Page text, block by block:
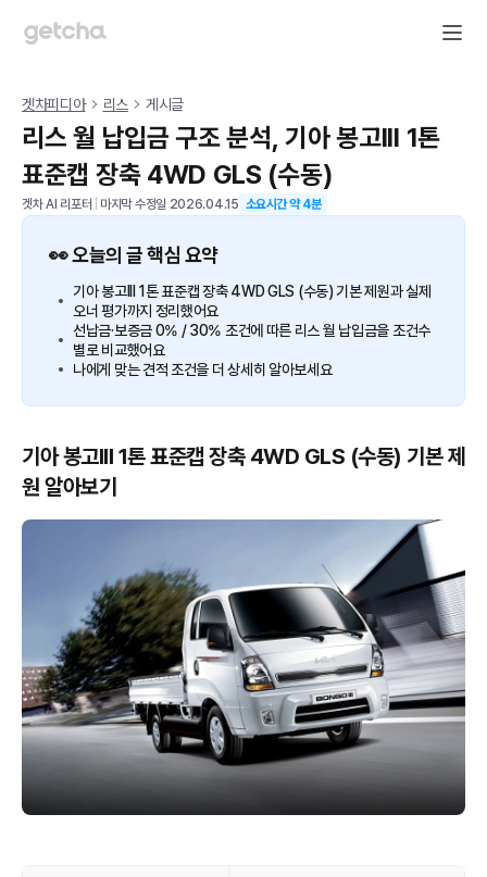
겟차피디아 리스 게시글
리스 월 납입금 구조 분석, 기아 봉고III 1톤
표준캡 장축 4WD GLS (수동)
겟차 AI 리포터 마지막 수정일 2026.04.15 소요시간 약4분
👀 오늘의 글 핵심 요약
기아 봉고III 1톤 표준캡 장축 4WD GLS (수동) 기본 제원과 실제
오너 평가까지 정리했어요
선납금·보증금 0% / 30% 조건에 따른 리스 월 납입금을 조건수
별로 비교했어요
나에게 맞는 견적 조건을 더 상세히 알아보세요
기아 봉고III 1톤 표준캡 장축 4WD GLS (수동) 기본 제
원 알아보기